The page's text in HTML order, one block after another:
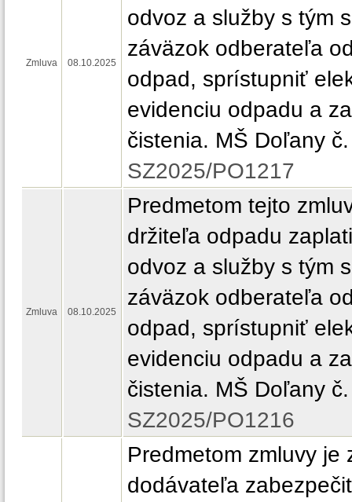
Zmluva 08.10.2025
odvoz a služby s tým
záväzok odberateľa
odpad, sprístupniť
evidenciu odpadu a
čistenia. MŠ Doľany
SZ2025/PO1217
Zmluva 08.10.2025
Predmetom tejto
držiteľa odpadu
odvoz a služby s tým
záväzok odberateľa
odpad, sprístupniť
evidenciu odpadu a
čistenia. MŠ Doľany
SZ2025/PO1216
Predmetom zmluvy je
dodávateľa